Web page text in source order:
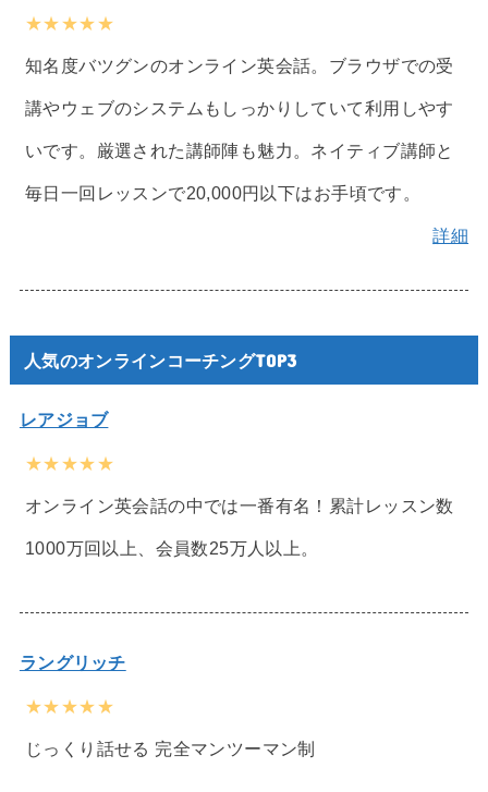
★★★★★
知名度バツグンのオンライン英会話。ブラウザでの受
講やウェブのシステムもしっかりしていて利用しやす
いです。厳選された講師陣も魅力。ネイティブ講師と
毎日一回レッスンで20,000円以下はお手頃です。
詳細
人気のオンラインコーチングTOP3
レアジョブ
★★★★★
オンライン英会話の中では一番有名！累計レッスン数
1000万回以上、会員数25万人以上。
ラングリッチ
★★★★★
じっくり話せる 完全マンツーマン制